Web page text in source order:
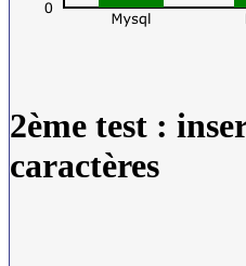
2ème test :
caractères